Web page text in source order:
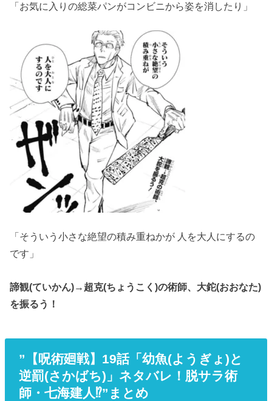
「お気に入りの総菜パンがコンビニから姿を消したり」
「そういう小さな絶望の積み重ねかが 人を大人にするの
です」
諦観(ていかん)→超克(ちょうこく)の術師、大鉈(おおなた)
を振るう！
”【呪術廻戦】19話「幼魚(ようぎょ)と
逆罰(さかばち)」ネタバレ！脱サラ術
師・七海建人⁉”まとめ